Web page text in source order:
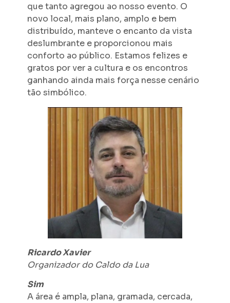
que tanto agregou ao nosso evento. O
novo local, mais plano, amplo e bem
distribuído, manteve o encanto da vista
deslumbrante e proporcionou mais
conforto ao público. Estamos felizes e
gratos por ver a cultura e os encontros
ganhando ainda mais força nesse cenário
tão simbólico.
Ricardo Xavier
Organizador do Caldo da Lua
Sim
A área é ampla, plana, gramada, cercada,